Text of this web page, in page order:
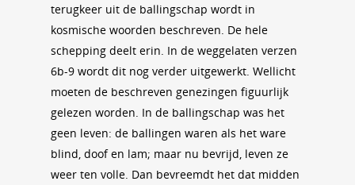
terugkeer uit de ballingschap wordt in
kosmische woorden beschreven. De hele
schepping deelt erin. In de weggelaten verzen
6b-9 wordt dit nog verder uitgewerkt. Wellicht
moeten de beschreven genezingen figuurlijk
gelezen worden. In de ballingschap was het
geen leven: de ballingen waren als het ware
blind, doof en lam; maar nu bevrijd, leven ze
weer ten volle. Dan bevreemdt het dat midden